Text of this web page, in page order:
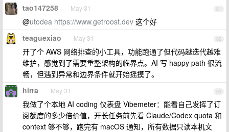
81
tao147258 May 31
@utodea https://www.getroost.dev 这个好
82
teaguexiao May 31
开了个 AWS 网络排查的小工具，功能跑通了但代码越迭代越难
维护，感觉到了需要重整架构的临界点。AI 写 happy path 很流
畅，但遇到异常和边界条件就开始摇摸了。
83
hirra May 31
我做了个本地 AI coding 仪表盘 Vibemeter：能看自己发挥了订
阅额度的多少倍价值，开长任务前先看 Claude/Codex quota 和
context 够不够，跑完有 macOS 通知，所有数据只读本机文